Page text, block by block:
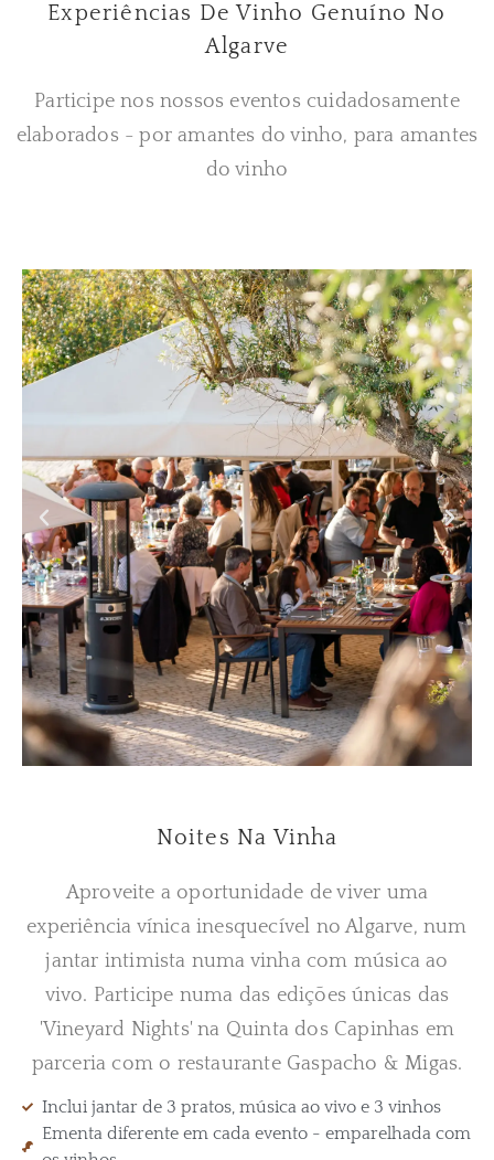
Experiências De Vinho Genuíno No
Algarve
Participe nos nossos eventos cuidadosamente
elaborados - por amantes do vinho, para amantes
do vinho
Noites Na Vinha
Aproveite a oportunidade de viver uma
experiência vínica inesquecível no Algarve, num
jantar intimista numa vinha com música ao
vivo. Participe numa das edições únicas das
'Vineyard Nights' na Quinta dos Capinhas em
parceria com o restaurante Gaspacho & Migas.
Inclui jantar de 3 pratos, música ao vivo e 3 vinhos
Ementa diferente em cada evento - emparelhada com